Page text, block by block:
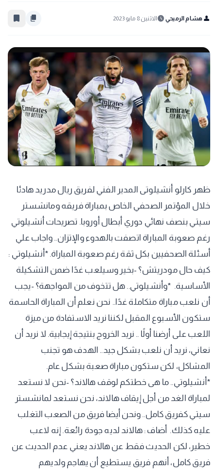
person هشام الرميحي schedule الاثنين 8 مايو 2023 content_copy
bookmark_border
ظهر كارلو أنشيلوتى المدير الفني لفريق ريال مدريد هادئا
خلال المؤتمر الصحفي الخاص بمباراة فريقه ومانشستر
سيتي بنصف نهائي دوري أبطال أوروبا. تصريحات أنشيلوتي
رغم صعوبة المباراة اتصفت بالهدوء والإتزان.. واجاب علي
أسئلة الصحفيين بكل ثقة رغم صعوبة المباراة. *أنشيلوتي :
كيف حال مودريتش؟ -بخير وسيلعب غدًا ضمن التشكيلة
الأساسية. ‏ *وأنشيلوتي.. هل تتخوف من المواجهة؟ -يجب
أن نلعب مباراة متكاملة غدًا.. نحن نعلم أن المباراة الحاسمة
ستكون الأسبوع المقبل لكننا نريد الاستفادة من ميزة
اللعب على أرضنا أولًا .. نريد الخروج بنتيجة إيجابية. لا نريد أن
نعاني، نريد أن نلعب بشكل جيد.. الهدف هو تجنب
المشاكل، لكن ستكون مباراة صعبة بشكل عام.
*‏أنشيلوتي.. ما هى خطتكم لوقف هالاند؟ -نحن لا نستعد
لمباراة الغد من أجل إيقاف هالاند، نحن نستعد لمانشستر
سيتي كفريق كامل.. ونحن أيضا فريق من الصعب التغلب
عليه كذلك. ‏ أضاف : هالاند لديه جودة رائعة. إنه لاعب
خطير، لكن الحديث فقط عن هالاند يعني عدم الحديث عن
فريق كامل، أنهم فريق يستطيع أن يهاجم ولديهم